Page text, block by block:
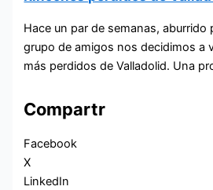
Hace un par de semanas, aburrido
grupo de amigos nos decidimos a
más perdidos de Valladolid. Una
Compartr
Facebook
X
LinkedIn